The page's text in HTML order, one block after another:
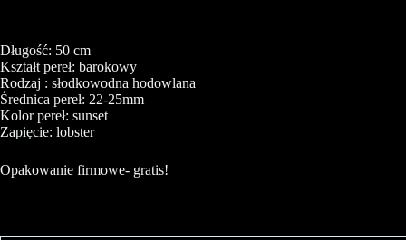
Długość: 50 cm
Kształt pereł: barokowy
Rodzaj : słodkowodna hodowlana
Średnica pereł: 22-25mm
Kolor pereł: sunset
Zapięcie: lobster
Opakowanie firmowe- gratis!